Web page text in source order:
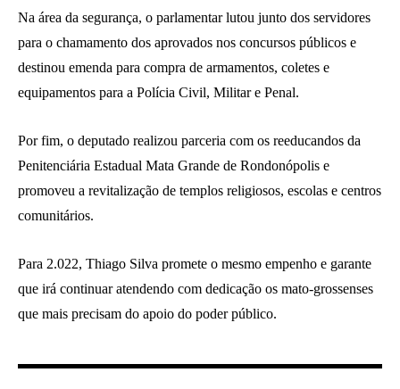
Na área da segurança, o parlamentar lutou junto dos servidores
para o chamamento dos aprovados nos concursos públicos e
destinou emenda para compra de armamentos, coletes e
equipamentos para a Polícia Civil, Militar e Penal.
Por fim, o deputado realizou parceria com os reeducandos da
Penitenciária Estadual Mata Grande de Rondonópolis e
promoveu a revitalização de templos religiosos, escolas e centros
comunitários.
Para 2.022, Thiago Silva promete o mesmo empenho e garante
que irá continuar atendendo com dedicação os mato-grossenses
que mais precisam do apoio do poder público.